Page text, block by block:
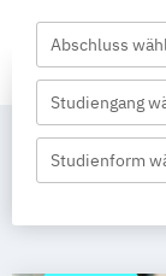
Abschluss
Studiengang
Studienform